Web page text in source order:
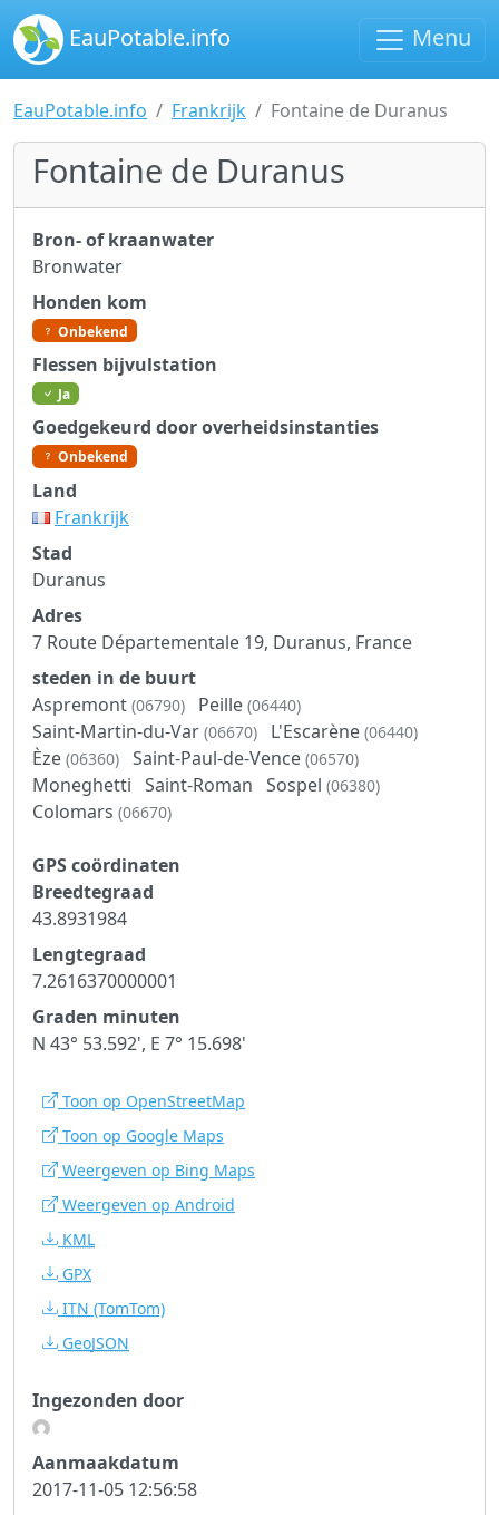
EauPotable.info Menu
EauPotable.info Frankrijk Fontaine de Duranus
Fontaine de Duranus
Bron- of kraanwater
Bronwater
Honden kom
Onbekend
Flessen bijvulstation
Ja
Goedgekeurd door overheidsinstanties
Onbekend
Land
Frankrijk
Stad
Duranus
Adres
7 Route Départementale 19, Duranus, France
steden in de buurt
Aspremont (06790) Peille (06440)
Saint-Martin-du-Var (06670) L'Escarène (06440)
Èze (06360) Saint-Paul-de-Vence (06570)
Moneghetti Saint-Roman Sospel (06380)
Colomars (06670)
GPS coördinaten
Breedtegraad
43.8931984
Lengtegraad
7.2616370000001
Graden minuten
N 43° 53.592', E 7° 15.698'
Toon op OpenStreetMap
Toon op Google Maps
Weergeven op Bing Maps
Weergeven op Android
KML
GPX
ITN (TomTom)
GeoJSON
Ingezonden door
Aanmaakdatum
2017-11-05 12:56:58